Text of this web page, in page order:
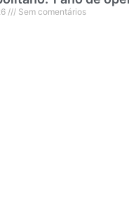
Sem comentários